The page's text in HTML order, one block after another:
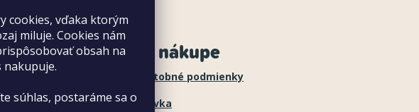
cookies, vďaka ktorým
miluje. Cookies nám
obsah na
nakupuje.
súhlas, postaráme sa o
Všetko o nákupe
Dodacie a platobné podmienky
Moja objednávka